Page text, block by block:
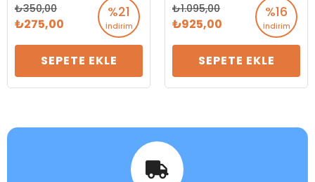
%21
İndirim
350,00
275,00
SEPETE EKLE
%16
İndirim
1.095,00
925,00
SEPETE EKLE